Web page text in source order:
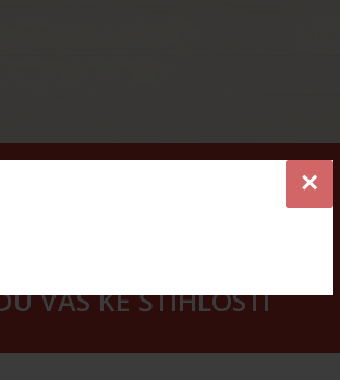
×
VÁS KE ŠTÍHLOSTI